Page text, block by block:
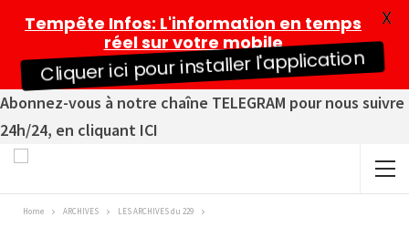
Abonnez-vous à notre chaîne TELEGRAM pour nous suivre
24h/24, en cliquant ICI
Home ARCHIVES LES ARCHIVES du 229
Tempête Infos: L'information en temps
réel sur votre mobile
Cliquer ici pour installer l'application
X